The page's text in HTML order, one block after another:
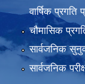
वार्षिक प्रगति
चौमासिक
सार्वजनिक
सार्वजनिक